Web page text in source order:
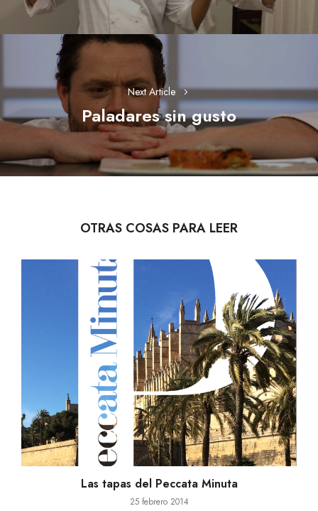
Next Article
Next
post:
Paladares sin gusto
OTRAS COSAS PARA LEER
Las tapas del Peccata Minuta
25 febrero 2014